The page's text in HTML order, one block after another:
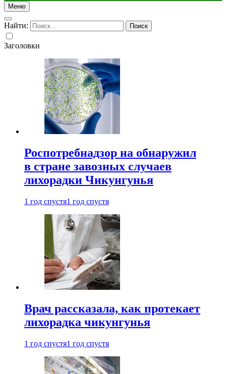
Меню
Найти:
Заголовки
Роспотребнадзор на обнаружил
в стране завозных случаев
лихорадки Чикунгунья
1 год спустя1 год спустя
Врач рассказала, как протекает
лихорадка чикунгунья
1 год спустя1 год спустя